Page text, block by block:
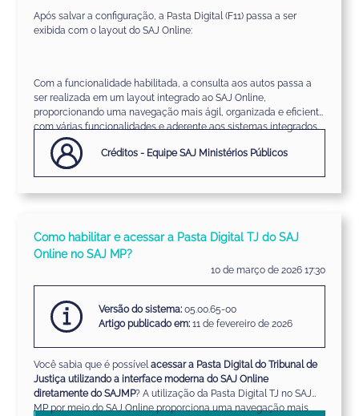
Após salvar a configuração, a Pasta Digital (F11) passa a ser
exibida com o layout do SAJ Online:
Com a funcionalidade habilitada, a consulta aos autos passa a
ser realizada em um layout integrado ao SAJ Online,
proporcionando uma navegação mais ágil, organizada e eficiente
com várias funcionalidades e aderente aos sistemas integrados.
Créditos - Equipe SAJ Ministérios Públicos
Como habilitar e acessar a Pasta Digital TJ do SAJ
Online no SAJ MP?
10 de março de 2026 17:30
Versão do sistema:05.00.65-00
Artigo publicado em: 11 de fevereiro de 2026
Você sabia que é possívelacessar a Pasta Digital do Tribunal de
Justiça utilizando a interface moderna do SAJ Online
diretamente do SAJMP? A utilização da Pasta Digital TJ no SAJ
MP por meio do SAJ Online proporciona uma navegação mais